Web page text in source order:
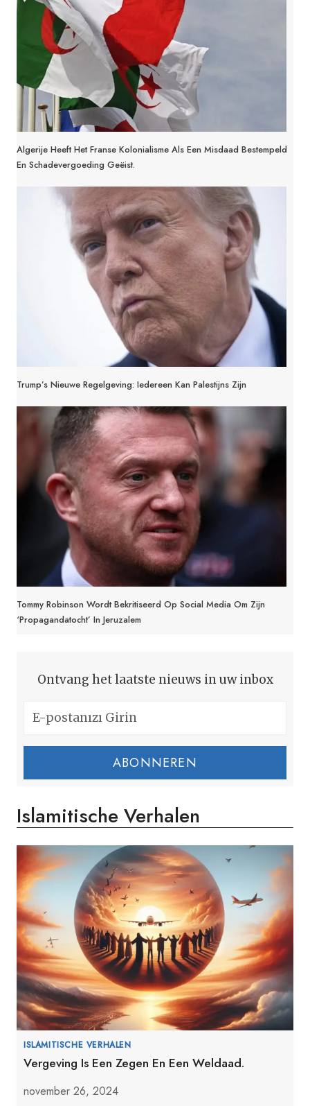
Algerije Heeft Het Franse Kolonialisme Als Een Misdaad Bestempeld
En Schadevergoeding Geëist.
Trump’s Nieuwe Regelgeving: Iedereen Kan Palestijns Zijn
Tommy Robinson Wordt Bekritiseerd Op Social Media Om Zijn
‘propagandatocht’ In Jeruzalem
Ontvang het laatste nieuws in uw inbox
ABONNEREN
Islamitische Verhalen
ISLAMITISCHE VERHALEN
Vergeving Is Een Zegen En Een Weldaad.
november 26, 2024